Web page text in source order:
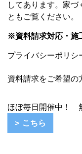
してあります。 家づ
ともご覧ください。
※資料請求対応・施
プライバシーポリシ
資料請求をご希望の
ほぼ毎日開催中！
こちら